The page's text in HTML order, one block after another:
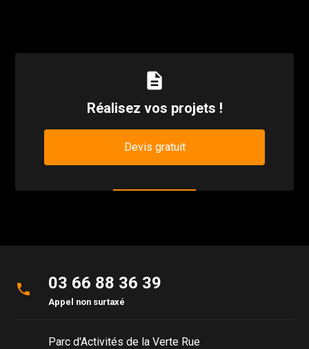
description
Réalisez vos projets !
Devis gratuit
phone 03 66 88 36 39
Appel non surtaxé
Parc d'Activités de la Verte Rue